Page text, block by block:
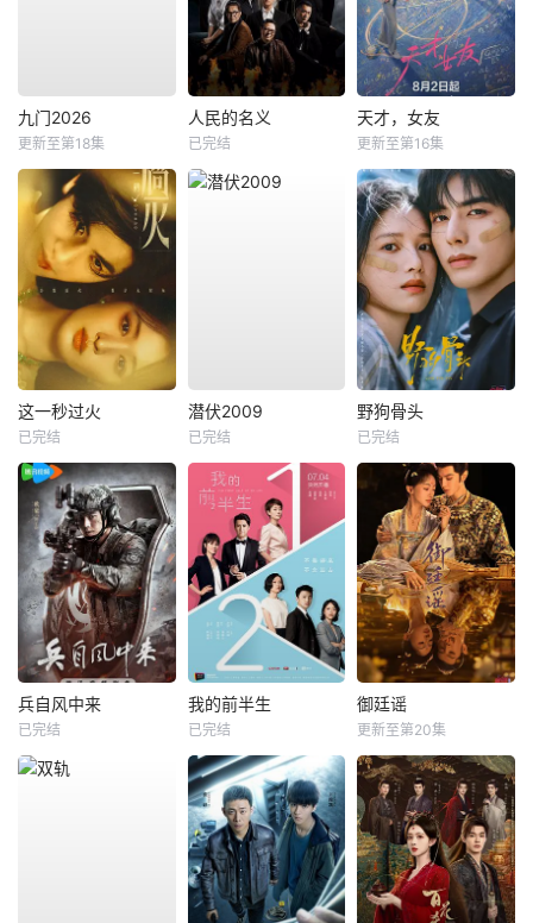
九门2026
更新至第18集
人民的名义
已完结
天才，女友
更新至第16集
这一秒过火
已完结
潜伏2009
已完结
野狗骨头
已完结
兵自风中来
已完结
我的前半生
已完结
御廷谣
更新至第20集